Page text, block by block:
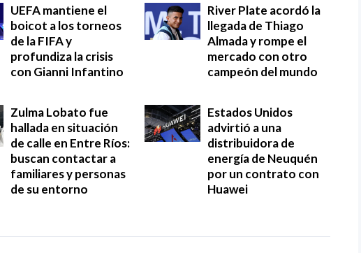
UEFA mantiene el
boicot a los torneos
de la FIFA y
profundiza la crisis
con Gianni Infantino
River Plate acordó la
llegada de Thiago
Almada y rompe el
mercado con otro
campeón del mundo
Zulma Lobato fue
hallada en situación
de calle en Entre Ríos:
buscan contactar a
familiares y personas
de su entorno
Estados Unidos
advirtió a una
distribuidora de
energía de Neuquén
por un contrato con
Huawei